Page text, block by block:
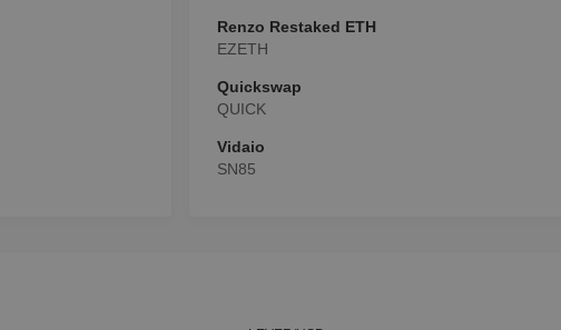
Renzo Restaked ETH
EZETH
Quickswap
QUICK
Vidaio
SN85